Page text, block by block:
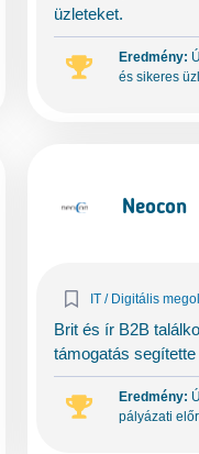
üzleteket.
Eredmény:
és sikeres
Neocon
IT / Digitális
Brit és ír B2B
támogatás
Eredmény:
pályázati